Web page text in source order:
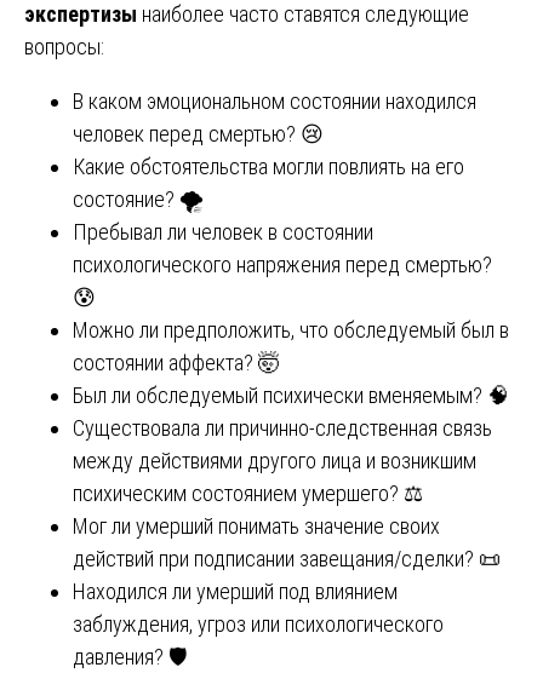
экспертизы наиболее часто ставятся следующие
вопросы:
В каком эмоциональном состоянии находился
человек перед смертью? 😢
Какие обстоятельства могли повлиять на его
состояние? 🌪️
Пребывал ли человек в состоянии
психологического напряжения перед смертью?
😰
Можно ли предположить, что обследуемый был в
состоянии аффекта? 🤯
Был ли обследуемый психически вменяемым? 🧠
Существовала ли причинно-следственная связь
между действиями другого лица и возникшим
психическим состоянием умершего? ⚖️
Мог ли умерший понимать значение своих
действий при подписании завещания/сделки? 📜
Находился ли умерший под влиянием
заблуждения, угроз или психологического
давления? 🛡️